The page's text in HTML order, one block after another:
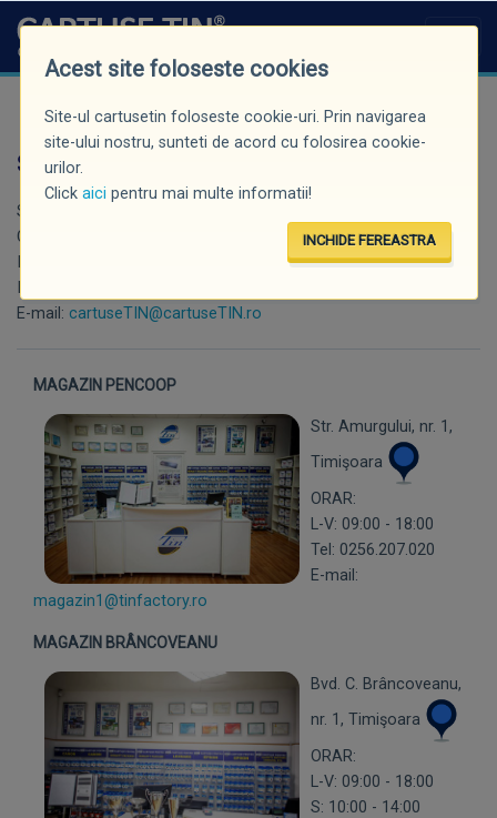
Contact
SC TIN FACTORY SRL
Str. Amurgului nr. 1, 300278 Timișoara, România
C.U.I. RO9872933
E-mail: cartuseTIN@cartuseTIN.ro
MAGAZIN PENCOOP
Str. Amurgului, nr. 1,
Timişoara
ORAR:
L-V: 09:00 - 18:00
Tel: 0256.207.020
E-mail:
magazin1@tinfactory.ro
MAGAZIN BRÂNCOVEANU
Bvd. C. Brâncoveanu,
nr. 1, Timişoara
ORAR:
L-V: 09:00 - 18:00
S: 10:00 - 14:00
Acest site foloseste cookies
Site-ul cartusetin foloseste cookie-uri. Prin navigarea
site-ului nostru, sunteti de acord cu folosirea cookie-
urilor.
Clickaici pentru mai multe informatii!
INCHIDE FEREASTRA